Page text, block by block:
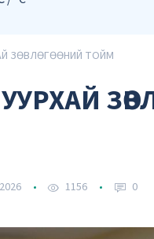
ЗӨВЛӨГӨӨНИЙ ТОЙМ
1156 0